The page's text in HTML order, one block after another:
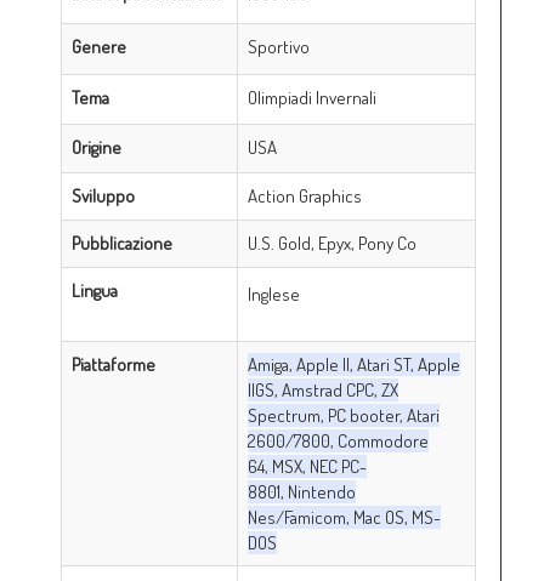
Genere Sportivo
Tema Olimpiadi Invernali
Origine USA
Sviluppo Action Graphics
Pubblicazione U.S. Gold, Epyx, Pony Co
Lingua Inglese
Piattaforme
Amiga, Apple II, Atari ST, Apple
IIGS, Amstrad CPC, ZX
Spectrum, PC booter, Atari
2600/7800, Commodore
64, MSX, NEC PC-
8801, Nintendo
Nes/Famicom, Mac OS, MS-
DOS